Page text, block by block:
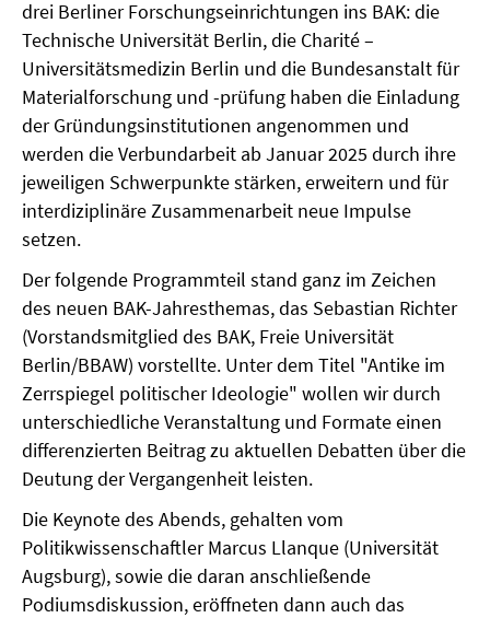
drei Berliner Forschungseinrichtungen ins BAK: die
Technische Universität Berlin, die Charité –
Universitätsmedizin Berlin und die Bundesanstalt für
Materialforschung und -prüfung haben die Einladung
der Gründungsinstitutionen angenommen und
werden die Verbundarbeit ab Januar 2025 durch ihre
jeweiligen Schwerpunkte stärken, erweitern und für
interdiziplinäre Zusammenarbeit neue Impulse
setzen.
Der folgende Programmteil stand ganz im Zeichen
des neuen BAK-Jahresthemas, das Sebastian Richter
(Vorstandsmitglied des BAK, Freie Universität
Berlin/BBAW) vorstellte. Unter dem Titel "Antike im
Zerrspiegel politischer Ideologie" wollen wir durch
unterschiedliche Veranstaltung und Formate einen
differenzierten Beitrag zu aktuellen Debatten über die
Deutung der Vergangenheit leisten.
Die Keynote des Abends, gehalten vom
Politikwissenschaftler Marcus Llanque (Universität
Augsburg), sowie die daran anschließende
Podiumsdiskussion, eröffneten dann auch das